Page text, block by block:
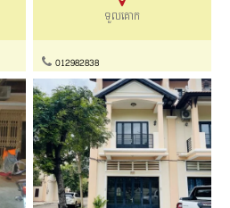
ទួលគោក
012982838